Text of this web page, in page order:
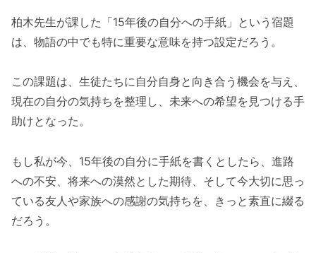
柏木先生が課した「15年後の自分への手紙」という宿題
は、物語の中でも特に重要な意味を持つ設定だろう。
この課題は、生徒たちに自分自身と向き合う機会を与え、
現在の自分の気持ちを整理し、未来への希望を見つける手
助けとなった。
もし私が今、15年後の自分に手紙を書くとしたら、進路
への不安、将来への漠然とした期待、そして今大切に思っ
ている友人や家族への感謝の気持ちを、きっと素直に綴る
だろう。